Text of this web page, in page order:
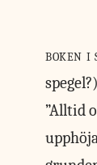
boken i
”Alltid